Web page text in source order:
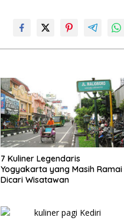
7 Kuliner Legendaris
Yogyakarta yang Masih Ramai
Dicari Wisatawan